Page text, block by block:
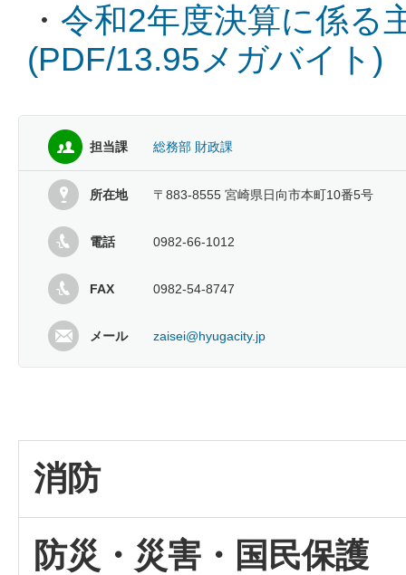
・ 令和2年度決算に係る
(PDF/13.95メガバイト)
担当課 総務部 財政課
所在地 〒883-8555 宮崎県日向市本町10番5号
電話 0982-66-1012
FAX 0982-54-8747
メール zaisei@hyugacity.jp
消防
防災・災害・国民保護